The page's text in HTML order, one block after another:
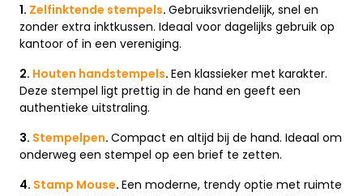
1. Zelfinktende stempels. Gebruiksvriendelijk, snel en
zonder extra inktkussen. Ideaal voor dagelijks gebruik op
kantoor of in een vereniging.
2. Houten handstempels. Een klassieker met karakter.
Deze stempel ligt prettig in de hand en geeft een
authentieke uitstraling.
3. Stempelpen. Compact en altijd bij de hand. Ideaal om
onderweg een stempel op een brief te zetten.
4. Stamp Mouse. Een moderne, trendy optie met ruimte